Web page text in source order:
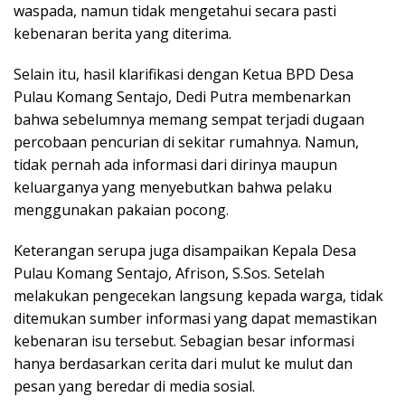
waspada, namun tidak mengetahui secara pasti
kebenaran berita yang diterima.
Selain itu, hasil klarifikasi dengan Ketua BPD Desa
Pulau Komang Sentajo, Dedi Putra membenarkan
bahwa sebelumnya memang sempat terjadi dugaan
percobaan pencurian di sekitar rumahnya. Namun,
tidak pernah ada informasi dari dirinya maupun
keluarganya yang menyebutkan bahwa pelaku
menggunakan pakaian pocong.
Keterangan serupa juga disampaikan Kepala Desa
Pulau Komang Sentajo, Afrison, S.Sos. Setelah
melakukan pengecekan langsung kepada warga, tidak
ditemukan sumber informasi yang dapat memastikan
kebenaran isu tersebut. Sebagian besar informasi
hanya berdasarkan cerita dari mulut ke mulut dan
pesan yang beredar di media sosial.